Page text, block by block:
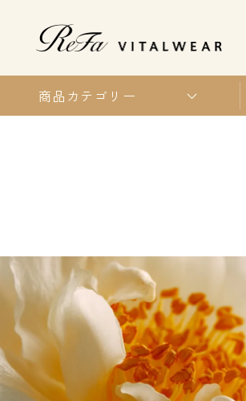
商品カテゴリー
WOMEN
MEN